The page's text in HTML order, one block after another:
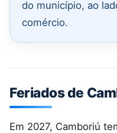
do município, ao
comércio.
Feriados de
Em 2027, Camboriú